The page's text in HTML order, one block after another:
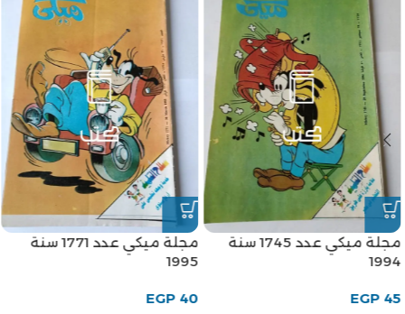
مجلة ميكي عدد 1745 سنة
1994
EGP 45
مجلة ميكي عدد 1771 سنة
1995
EGP 40